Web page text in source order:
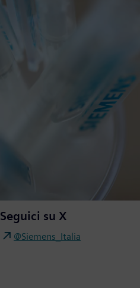
Seguici su X
@Siemens_Italia